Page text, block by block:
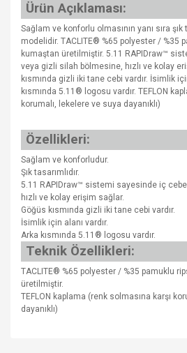
Ürün Açıklaması:
Sağlam ve konforlu olmasının yanı sıra
modelidir. TACLITE® %65 polyester / %35
kumaştan üretilmiştir. 5.11 RAPIDraw™
veya gizli silah bölmesine, hızlı ve kolay
kısmında gizli iki tane cebi vardır. İsimlik
kısmında 5.11® logosu vardır. TEFLON
korumalı, lekelere ve suya dayanıklı)
Özellikleri:
Sağlam ve konforludur.
Şık tasarımlıdır.
5.11 RAPIDraw™ sistemi sayesinde iç
hızlı ve kolay erişim sağlar.
Göğüs kısmında gizli iki tane cebi vardır.
İsimlik için alanı vardır.
Arka kısmında 5.11® logosu vardır.
Teknik Özellikleri:
TACLITE® %65 polyester / %35 pamuklu
üretilmiştir.
TEFLON kaplama (renk solmasına karşı
dayanıklı)